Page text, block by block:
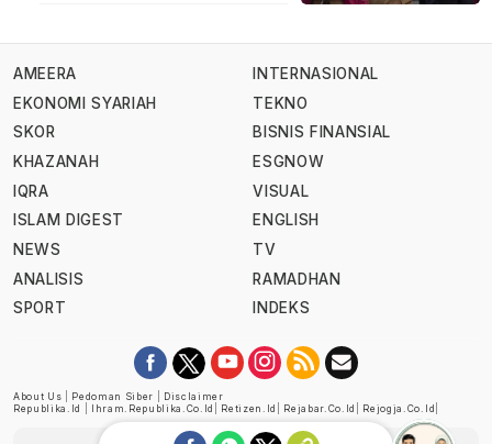
AMEERA
EKONOMI SYARIAH
SKOR
KHAZANAH
IQRA
ISLAM DIGEST
NEWS
ANALISIS
SPORT
INTERNASIONAL
TEKNO
BISNIS FINANSIAL
ESGNOW
VISUAL
ENGLISH
TV
RAMADHAN
INDEKS
About Us Pedoman Siber
Disclaimer
Republika.id
Ihram.republika.co.id Retizen.id Rejabar.co.id Rejogja.co.id